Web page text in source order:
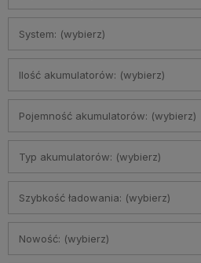
System: (wybierz)
Ilość akumulatorów: (wybierz)
Pojemność akumulatorów: (wybierz)
Typ akumulatorów: (wybierz)
Szybkość ładowania: (wybierz)
Nowość: (wybierz)